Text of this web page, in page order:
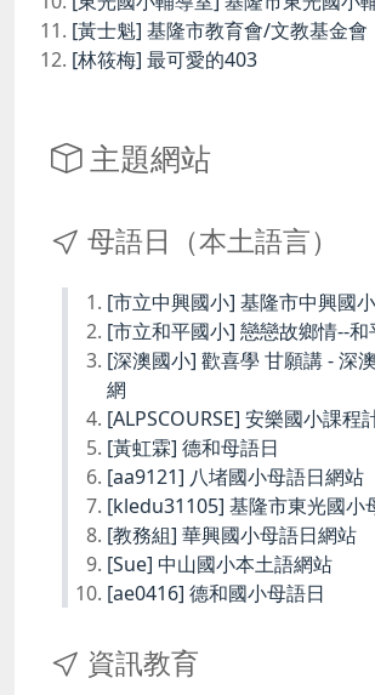
[黃士魁] 基隆市教育會/文教基金會
[林筱梅] 最可愛的403
主題網站
母語日（本土語言）
[市立中興國小] 基隆市中興國
[市立和平國小] 戀戀故鄉情--和
[深澳國小] 歡喜學 甘願講 - 深
網
[ALPSCOURSE] 安樂國小課程
[黃虹霖] 德和母語日
[aa9121] 八堵國小母語日網站
[kledu31105] 基隆市東光國小
[教務組] 華興國小母語日網站
[Sue] 中山國小本土語網站
[ae0416] 德和國小母語日
資訊教育